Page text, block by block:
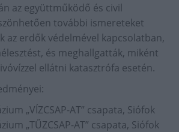
az együttműködő és civil
további ismereteket
az erdők védelmével kapcsolatban,
és meghallgatták, miként
ellátni katasztrófa esetén.
„VÍZCSAP-AT” csapata, Siófok
„TŰZCSAP-AT” csapata, Siófok